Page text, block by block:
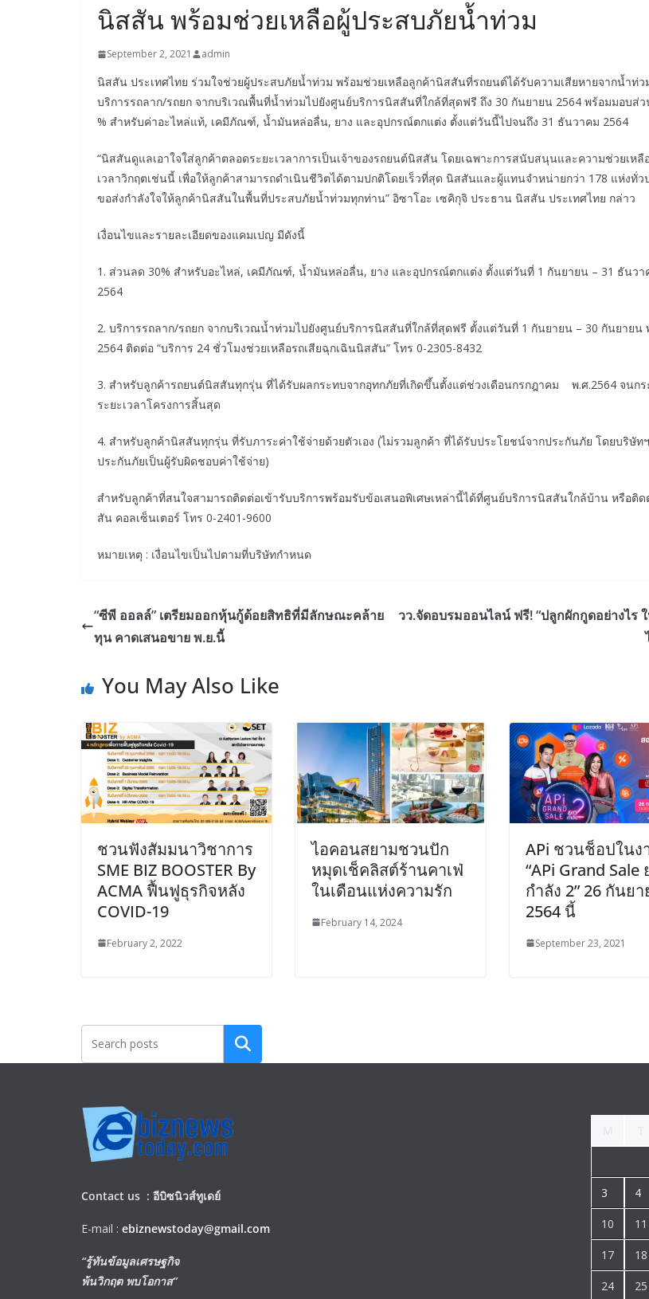
นิสสัน พร้อมช่วยเหลือผู้ประสบภัยน้ำท่วม
September 2, 2021 admin
นิสสัน ประเทศไทย ร่วมใจช่วยผู้ประสบภัยน้ำท่วม พร้อมช่วยเหลือลูกค้านิสสันที่รถยนต์ได้รับความเสียหายจากน้ำท่ว
บริการรถลาก/รถยก จากบริเวณพื้นที่น้ำท่วมไปยังศูนย์บริการนิสสันที่ใกล้ที่สุดฟรี ถึง 30 กันยายน 2564 พร้อมมอบส่
% สำหรับค่าอะไหล่แท้, เคมีภัณฑ์, น้ำมันหล่อลื่น, ยาง และอุปกรณ์ตกแต่ง ตั้งแต่วันนี้ไปจนถึง 31 ธันวาคม 2564
“นิสสันดูแลเอาใจใส่ลูกค้าตลอดระยะเวลาการเป็นเจ้าของรถยนต์นิสสัน โดยเฉพาะการสนับสนุนและความช่วยเหลื
เวลาวิกฤตเช่นนี้ เพื่อให้ลูกค้าสามารถดำเนินชีวิตได้ตามปกติโดยเร็วที่สุด นิสสันและผู้แทนจำหน่ายกว่า 178 แห่งทั่ว
ขอส่งกำลังใจให้ลูกค้านิสสันในพื้นที่ประสบภัยน้ำท่วมทุกท่าน” อิซาโอะ เซคิกุจิ ประธาน นิสสัน ประเทศไทย กล่าว
เงื่อนไขและรายละเอียดของแคมเปญ มีดังนี้
1. ส่วนลด 30% สำหรับอะไหล่, เคมีภัณฑ์, น้ำมันหล่อลื่น, ยาง และอุปกรณ์ตกแต่ง ตั้งแต่วันที่ 1 กันยายน – 31 ธันวา
2564
2. บริการรถลาก/รถยก จากบริเวณน้ำท่วมไปยังศูนย์บริการนิสสันที่ใกล้ที่สุดฟรี ตั้งแต่วันที่ 1 กันยายน – 30 กันยายน
2564 ติดต่อ “บริการ 24 ชั่วโมงช่วยเหลือรถเสียฉุกเฉินนิสสัน” โทร 0-2305-8432
3. สำหรับลูกค้ารถยนต์นิสสันทุกรุ่น ที่ได้รับผลกระทบจากอุทกภัยที่เกิดขึ้นตั้งแต่ช่วงเดือนกรกฎาคม พ.ศ.2564 จนกร
ระยะเวลาโครงการสิ้นสุด
4. สำหรับลูกค้านิสสันทุกรุ่น ที่รับภาระค่าใช้จ่ายด้วยตัวเอง (ไม่รวมลูกค้า ที่ได้รับประโยชน์จากประกันภัย โดยบริษัทฯ
ประกันภัยเป็นผู้รับผิดชอบค่าใช้จ่าย)
สำหรับลูกค้าที่สนใจสามารถติดต่อเข้ารับบริการพร้อมรับข้อเสนอพิเศษเหล่านี้ได้ที่ศูนย์บริการนิสสันใกล้บ้าน หรือติ
สัน คอลเซ็นเตอร์ โทร 0-2401-9600
หมายเหตุ : เงื่อนไขเป็นไปตามที่บริษัทกำหนด
“ซีพี ออลล์” เตรียมออกหุ้นกู้ด้อยสิทธิที่มีลักษณะคล้าย
ทุน คาดเสนอขาย พ.ย.นี้
วว.จัดอบรมออนไลน์ ฟรี! “ปลูกผักกูดอย่างไร
You May Also Like
ชวนฟังสัมมนาวิชาการ
SME BIZ BOOSTER By
ACMA ฟื้นฟูธุรกิจหลัง
COVID-19
February 2, 2022
ไอคอนสยามชวนปัก
หมุดเช็คลิสต์ร้านคาเฟ่
ในเดือนแห่งความรัก
February 14, 2024
APi ชวนช็อปในง
“APi Grand Sale
กำลัง 2” 26 กันย
2564 นี้
September 23, 2021
Search
Contact us : อีบิซนิวส์ทูเดย์
E-mail : ebiznewstoday@gmail.com
“รู้ทันข้อมูลเศรษฐกิจ
พ้นวิกฤต พบโอกาส”
3 4
10 11
17 18
24 25